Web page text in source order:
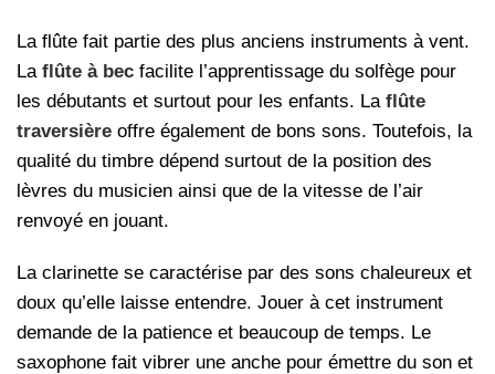
La flûte fait partie des plus anciens instruments à vent.
La flûte à bec facilite l’apprentissage du solfège pour
les débutants et surtout pour les enfants. La flûte
traversière offre également de bons sons. Toutefois, la
qualité du timbre dépend surtout de la position des
lèvres du musicien ainsi que de la vitesse de l’air
renvoyé en jouant.
La clarinette se caractérise par des sons chaleureux et
doux qu’elle laisse entendre. Jouer à cet instrument
demande de la patience et beaucoup de temps. Le
saxophone fait vibrer une anche pour émettre du son et